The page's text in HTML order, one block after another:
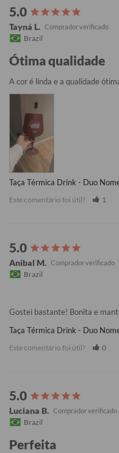
Tayná L.
Brazil
Ótima qualidade
A cor é linda e a qualidade
Taça Térmica Drink - Duo
Este comentário foi útil? 1
Anibal M.
Brazil
Gostei bastante! Bonita e
Taça Térmica Drink - Duo
Este comentário foi útil? 0
Luciana B.
Brazil
Perfeita